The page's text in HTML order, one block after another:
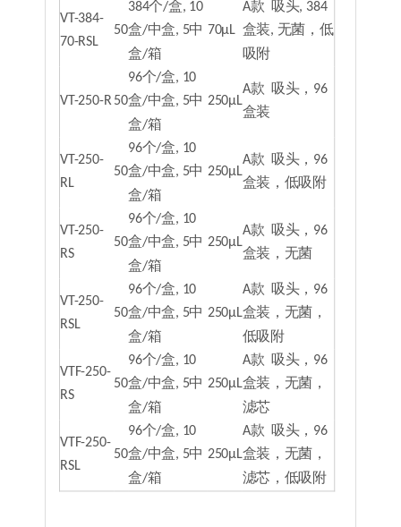
VT-384-
70-RSL
50
384个/盒, 10
盒/中盒, 5中
盒/箱
70μL
A款 吸头, 384
盒装, 无菌，低
吸附
VT-250-R 50
96个/盒, 10
盒/中盒, 5中
盒/箱
250μL
A款 吸头，96
盒装
VT-250-
RL
50
96个/盒, 10
盒/中盒, 5中
盒/箱
250μL
A款 吸头，96
盒装，低吸附
VT-250-
RS
50
96个/盒, 10
盒/中盒, 5中
盒/箱
250μL
A款 吸头，96
盒装，无菌
VT-250-
RSL
50
96个/盒, 10
盒/中盒, 5中
盒/箱
250μL
A款 吸头，96
盒装，无菌，
低吸附
VTF-250-
RS
50
96个/盒, 10
盒/中盒, 5中
盒/箱
250μL
A款 吸头，96
盒装，无菌，
滤芯
VTF-250-
RSL
50
96个/盒, 10
盒/中盒, 5中
盒/箱
250μL
A款 吸头，96
盒装，无菌，
滤芯，低吸附